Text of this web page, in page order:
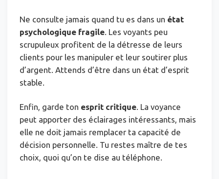
Ne consulte jamais quand tu es dans un état
psychologique fragile . Les voyants peu
scrupuleux profitent de la détresse de leurs
clients pour les manipuler et leur soutirer plus
d’argent. Attends d’être dans un état d’esprit
stable.
Enfin, garde ton esprit critique . La voyance
peut apporter des éclairages intéressants, mais
elle ne doit jamais remplacer ta capacité de
décision personnelle. Tu restes maître de tes
choix, quoi qu’on te dise au téléphone.